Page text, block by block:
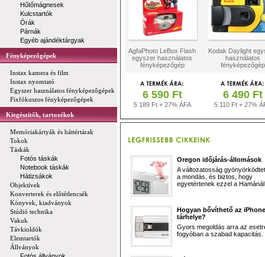
Hűtőmágnesek
Kulcstartók
Órák
Párnák
Egyéb ajándéktárgyak
Fényképezőgépek
Instax kamera és film
Instax nyomtató
Egyszer használatos fényképezőgépek
Fixfókuszos fényképezőgépek
Kiegészítők, tartozékok
Memóriakártyák és háttértárak
Tokok
Táskák
Fotós táskák
Notebook táskák
Hátizsákok
Objektívek
Konverterek és előtétlencsék
Könyvek, kiadványok
Stúdió technika
Vakuk
Távkioldók
Elemtartók
Állványok
AgfaPhoto LeBox Flash
egyszer használatos
fényképezőgép
Kodak Daylight
használatos
fényképezőgép
6 590 Ft
5 189 Ft + 27% ÁFA
6 490 Ft
5 110 Ft + 27%
Oregon időjárás-állomások
A változatosság
a mondás, és biztos, hogy
egyetértenek ezzel a
Hogyan bővíthető az iPhone
tárhelye?
Gyors megoldás arra az
fogyóban a szabad kapacitás.